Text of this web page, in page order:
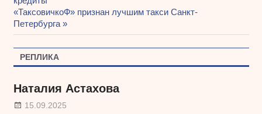
по
записям
Следующая
запись:
«ТаксовичкоФ» признан лучшим такси Санкт-
Петербурга
РЕПЛИКА
Наталия Астахова
15.09.2025